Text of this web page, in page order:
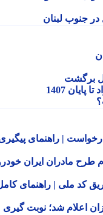
لبنان
1407
| راهنمای پیگیری
مادران ایران خودرو،
ملی | راهنمای کامل
شد؛ نوبت گیری